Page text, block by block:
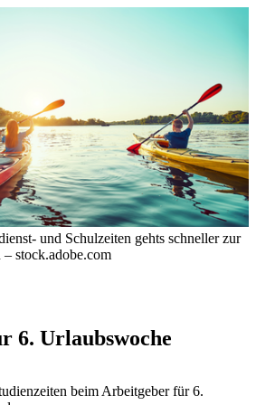
und Schulzeiten gehts schneller zur
– stock.adobe.com
6. Urlaubswoche
beim Arbeitgeber für 6.